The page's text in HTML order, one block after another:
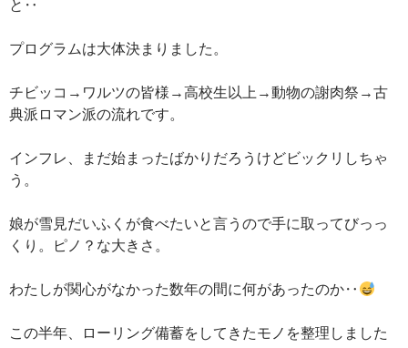
と‥
プログラムは大体決まりました。
チビッコ→ワルツの皆様→高校生以上→動物の謝肉祭→古
典派ロマン派の流れです。
インフレ、まだ始まったばかりだろうけどビックリしちゃ
う。
娘が雪見だいふくが食べたいと言うので手に取ってびっっ
くり。ピノ？な大きさ。
わたしが関心がなかった数年の間に何があったのか‥
この半年、ローリング備蓄をしてきたモノを整理しました